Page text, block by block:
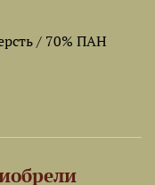
/ 70% ПАН